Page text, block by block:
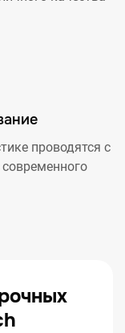
проводятся с